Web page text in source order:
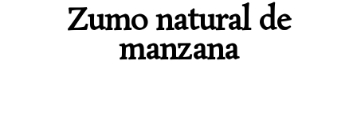
Zumo natural de
manzana